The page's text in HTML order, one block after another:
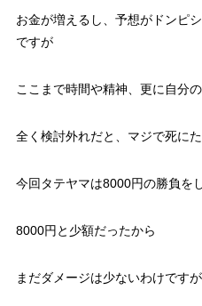
お金が増えるし、予想がドンピ
ですが
ここまで時間や精神、更に自分
全く検討外れだと、マジで死に
今回タテヤマは8000円の勝負を
8000円と少額だったから
まだダメージは少ないわけですが